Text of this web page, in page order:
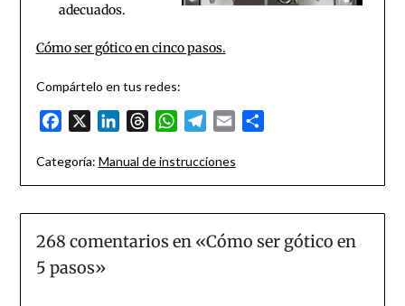
adecuados.
Cómo ser gótico en cinco pasos.
Compártelo en tus redes:
Facebook LinkedInThreadsWhatsAppTelegram
Email
Categoría: Manual de instrucciones
268 comentarios en «Cómo ser gótico en
5 pasos»